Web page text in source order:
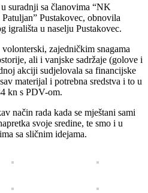
suradnji sa članovima “NK
Pustakovec, obnovila
igrališta u naselju Pustakovec.
zajedničkim snagama
ali i vanjske sadržaje (golove i
akciji sudjelovala sa financijske
materijal i potrebna sredstva i to u
kn s PDV-om.
način rada kada se mještani sami
svoje sredine, te smo i u
sa sličnim idejama.